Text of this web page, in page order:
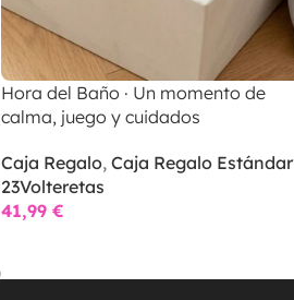
Hora del Baño · Un momento de
calma, juego y cuidados
Caja Regalo, Caja Regalo Estándar
23Volteretas
41,99 €